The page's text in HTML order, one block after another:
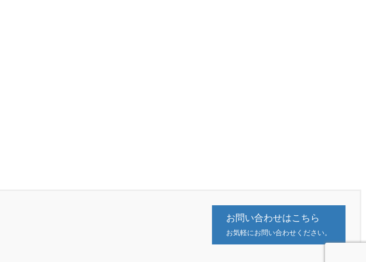
お問い合わせはこちら
お気軽にお問い合わせください。